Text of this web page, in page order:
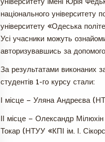
національного університету
університету «Одеська
Усі учасники можуть
авторизувавшись за
За результатами виконаних
студентів 1-го курсу стали:
І місце – Уляна Андреєва
ІІ місце – Олександр
Токар (НТУУ «КПІ ім. І.